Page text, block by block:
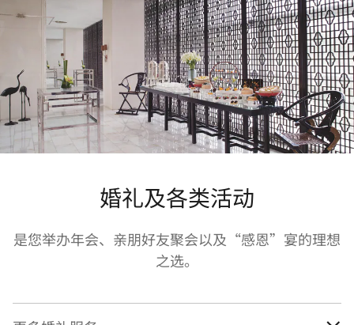
婚礼及各类活动
是您举办年会、亲朋好友聚会以及“感恩”宴的理想
之选。